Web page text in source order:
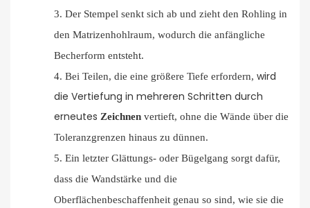
3. Der Stempel senkt sich ab und zieht den Rohling in
den Matrizenhohlraum, wodurch die anfängliche
Becherform entsteht.
4. Bei Teilen, die eine größere Tiefe erfordern, wird
die Vertiefung in mehreren Schritten durch
erneutes Zeichnen vertieft, ohne die Wände über die
Toleranzgrenzen hinaus zu dünnen.
5. Ein letzter Glättungs- oder Bügelgang sorgt dafür,
dass die Wandstärke und die
Oberflächenbeschaffenheit genau so sind, wie sie die